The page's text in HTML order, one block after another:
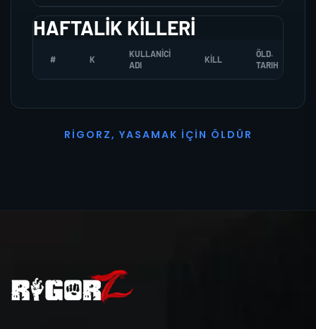
HAFTALIK KILLERI
# K
KULLANICI
ADI
KILL
ÖLD.
TARIH
R I G O R Z, YASAMAK İ ÇI N Ö L D Ü R